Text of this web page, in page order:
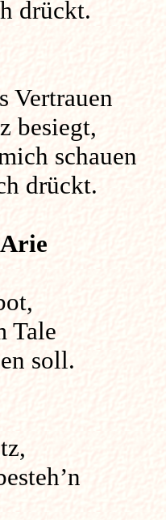
drückt.
Vertrauen
besiegt,
schauen
drückt.
Tale
soll.